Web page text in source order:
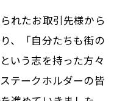
れたお取引先様から
、「自分たちも街の
いう志を持った方々
テークホルダーの皆